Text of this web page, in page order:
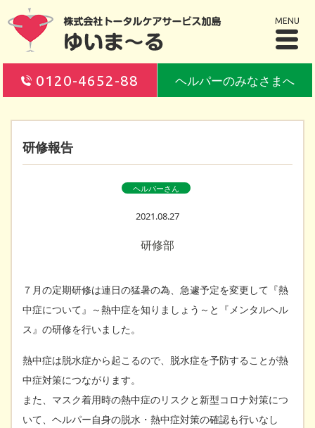
MENU
0120-4652-88 ヘルパーのみなさまへ
研修報告
ヘルパーさん
2021.08.27
研修部
７月の定期研修は連日の猛暑の為、急遽予定を変更して『熱
中症について』～熱中症を知りましょう～と『メンタルヘル
ス』の研修を行いました。
熱中症は脱水症から起こるので、脱水症を予防することが熱
中症対策につながります。
また、マスク着用時の熱中症のリスクと新型コロナ対策につ
いて、ヘルパー自身の脱水・熱中症対策の確認も行いなし